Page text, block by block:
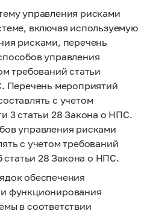
управления рисками
включая используемую
рисками, перечень
управления
требований статьи
Перечень мероприятий
с учетом
3 статьи 28 Закона о НПС.
управления рисками
с учетом требований
статьи 28 Закона о НПС.
обеспечения
функционирования
в соответствии